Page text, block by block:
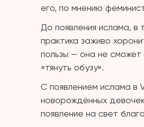
его, по мнению
До появления ислама,
практика заживо
пользы — она не
«тянуть обузу».
С появлением ислама в
новорождённых
появление на свет